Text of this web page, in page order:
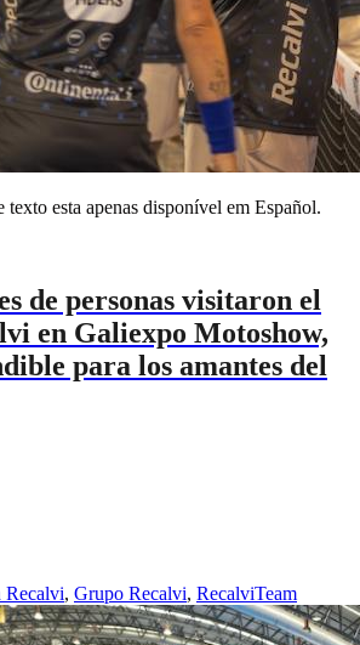
texto esta apenas disponível em Español.
de personas visitaron el
en Galiexpo Motoshow,
para los amantes del
Recalvi, Grupo Recalvi, RecalviTeam